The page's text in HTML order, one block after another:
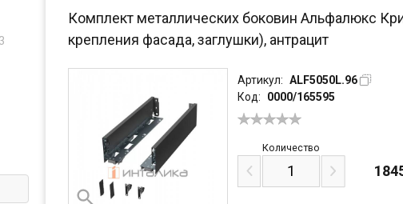
Комплект металлических боковин Альфалюкс
крепления фасада, заглушки), антрацит
Артикул: ALF5050L.96
Код:
0000/165595
Количество